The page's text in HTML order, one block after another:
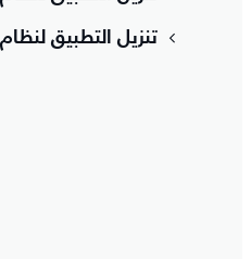
تنزيل التطبيق